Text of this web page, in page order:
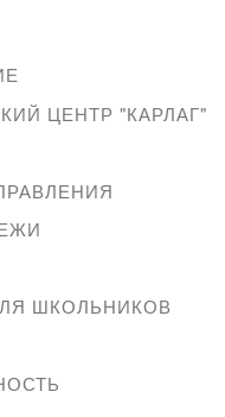
ЦЕНТР "КАРЛАГ"
ШКОЛЬНИКОВ